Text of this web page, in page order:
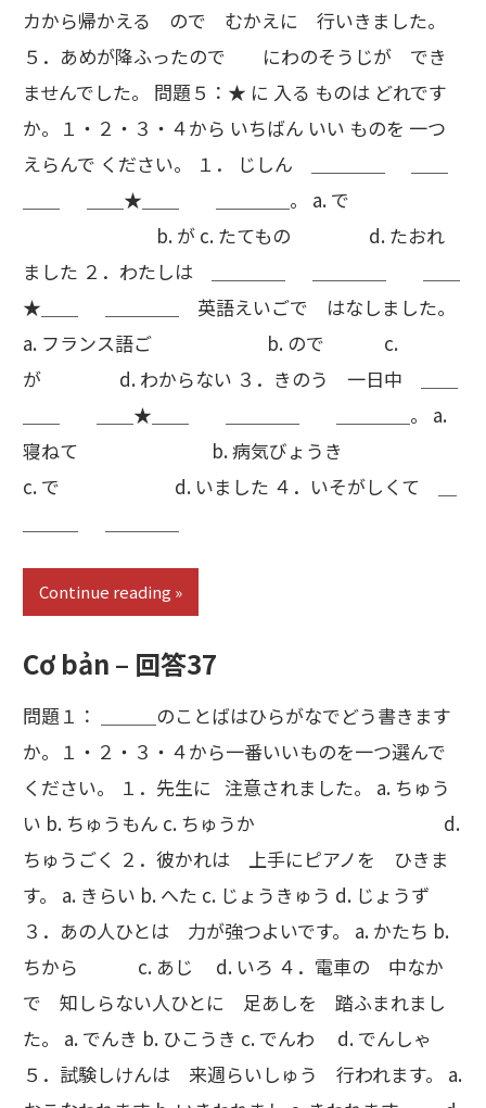
カから帰かえる ので むかえに 行いきました。
５．あめが降ふったので にわのそうじが でき
ませんでした。 問題５：★ に 入る ものは どれです
か。１・２・３・４から いちばん いい ものを 一つ
えらんで ください。 １． じしん ＿＿＿＿ ＿＿
＿＿ ＿＿★＿＿ ＿＿＿＿。 a. で
b. が c. たてもの d. たおれ
ました ２．わたしは ＿＿＿＿ ＿＿＿＿ ＿＿
★＿＿ ＿＿＿＿ 英語えいごで はなしました。
a. フランス語ご b. ので c.
が d. わからない ３．きのう 一日中 ＿＿
＿＿ ＿＿★＿＿ ＿＿＿＿ ＿＿＿＿。 a.
寝ねて b. 病気びょうき
c. で d. いました ４．いそがしくて ＿
Continue reading
Cơ bản – 回答37
問題１： ＿＿＿のことばはひらがなでどう書きます
か。１・２・３・４から一番いいものを一つ選んで
ください。 １．先生に 注意されました。 a. ちゅう
い b. ちゅうもん c. ちゅうか d.
ちゅうごく ２．彼かれは 上手にピアノを ひきま
す。 a. きらい b. へた c. じょうきゅう d. じょうず
３．あの人ひとは 力が強つよいです。 a. かたち b.
ちから c. あじ d. いろ ４．電車の 中なか
で 知しらない人ひとに 足あしを 踏ふまれまし
た。 a. でんき b. ひこうき c. でんわ d. でんしゃ
５．試験しけんは 来週らいしゅう 行われます。 a.